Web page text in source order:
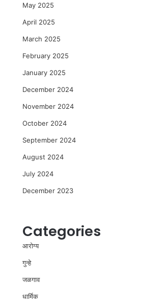
May 2025
April 2025
March 2025
February 2025
January 2025
December 2024
November 2024
October 2024
September 2024
August 2024
July 2024
December 2023
Categories
आरोग्य
गुन्हे
जळगाव
धार्मिक